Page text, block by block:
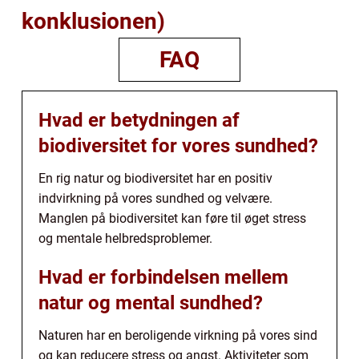
konklusionen)
FAQ
Hvad er betydningen af
biodiversitet for vores sundhed?
En rig natur og biodiversitet har en positiv
indvirkning på vores sundhed og velvære.
Manglen på biodiversitet kan føre til øget stress
og mentale helbredsproblemer.
Hvad er forbindelsen mellem
natur og mental sundhed?
Naturen har en beroligende virkning på vores sind
og kan reducere stress og angst. Aktiviteter som